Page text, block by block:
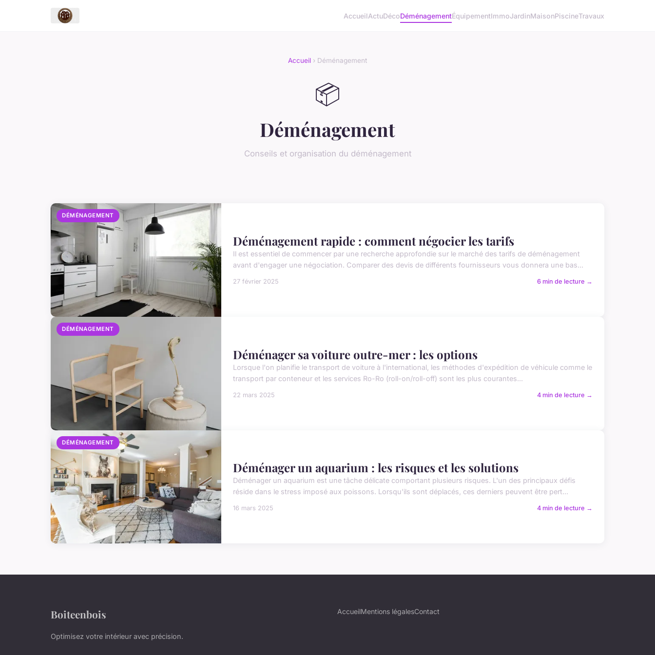
AccueilActuDécoDéménagementÉquipementImmoJardinMaisonPiscineTravaux
Accueil › Déménagement
📦
Déménagement
Conseils et organisation du déménagement
DÉMÉNAGEMENT
Déménagement rapide : comment négocier les tarifs
Il est essentiel de commencer par une recherche approfondie sur le marché des tarifs de déménagement
avant d'engager une négociation. Comparer des devis de différents fournisseurs vous donnera une bas...
27 février 2025 6 min de lecture →
DÉMÉNAGEMENT
Déménager sa voiture outre-mer : les options
Lorsque l'on planifie le transport de voiture à l'international, les méthodes d'expédition de véhicule comme le
transport par conteneur et les services Ro-Ro (roll-on/roll-off) sont les plus courantes...
22 mars 2025 4 min de lecture →
DÉMÉNAGEMENT
Déménager un aquarium : les risques et les solutions
Déménager un aquarium est une tâche délicate comportant plusieurs risques. L'un des principaux défis
réside dans le stress imposé aux poissons. Lorsqu'ils sont déplacés, ces derniers peuvent être pert...
16 mars 2025 4 min de lecture →
Boiteenbois
Optimisez votre intérieur avec précision.
AccueilMentions légalesContact